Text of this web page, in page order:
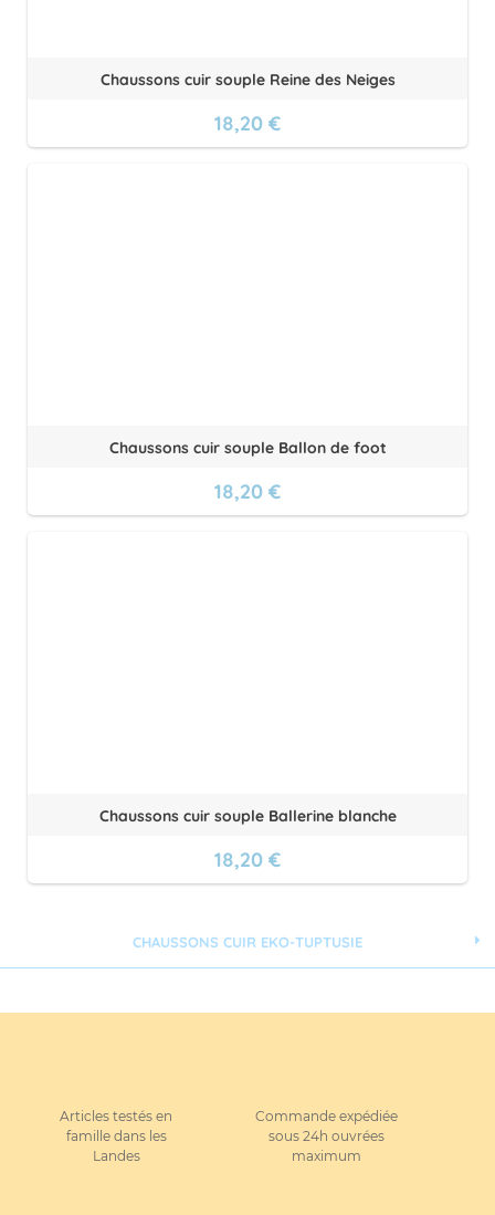
CHAUSSONS CUIR EKO-TUPTUSIE
Chaussons cuir souple Reine des Neiges
18,20 €
Chaussons cuir souple Ballon de foot
18,20 €
Chaussons cuir souple Ballerine blanche
18,20 €
Articles testés en
famille dans les
Landes
Commande expédiée
sous 24h ouvrées
maximum